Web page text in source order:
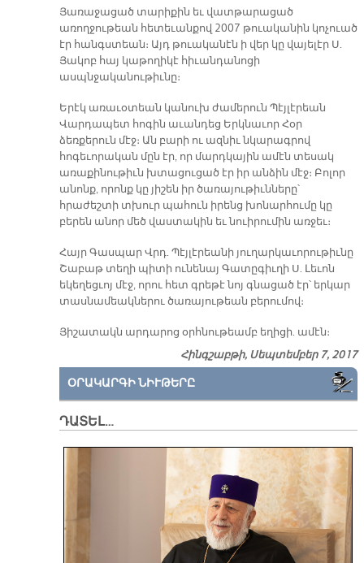
Յառաջացած տարիքին եւ վատթարացած
առողջութեան հետեւանքով 2007 թուականին կոչուած
էր հանգստեան։ Այդ թուականէն ի վեր կը վայելէր Ս.
Յակոբ հայ կաթողիկէ հիւանդանոցի
ասպնջականութիւնը։
Երէկ առաւօտեան կանուխ ժամերուն Պէյլէրեան
Վարդապետ հոգին աւանդեց Երկնաւոր Հօր
ձեռքերուն մէջ։ Ան բարի ու ազնիւ նկարագրով
հոգեւորական մըն էր, որ մարդկային ամէն տեսակ
առաքինութիւն խտացուցած էր իր անձին մէջ։ Բոլոր
անոնք, որոնք կը յիշեն իր ծառայութիւնները՝
հրաժեշտի տխուր պահուն իրենց խոնարհումը կը
բերեն անոր մեծ վաստակին եւ նուիրումին առջեւ։
Հայր Գասպար Վրդ. Պէյլէրեանի յուղարկաւորութիւնը
Շաբաթ տեղի պիտի ունենայ Գատըգիւղի Ս. Լեւոն
եկեղեցւոյ մէջ, որու հետ գրեթէ նոյ գնացած էր՝ երկար
տասնամեակներու ծառայութեան բերումով։
Յիշատակն արդարոց օրհնութեամբ եղիցի. ամէն։
Հինգշաբթի, Սեպտեմբեր 7, 2017
ՕՐԱԿԱՐԳԻ ՆԻՒԹԵՐԸ
ԴԱՏԵԼ…